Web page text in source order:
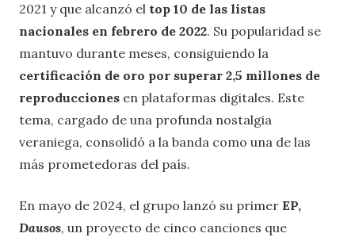
2021 y que alcanzó el top 10 de las listas
nacionales en febrero de 2022. Su popularidad se
mantuvo durante meses, consiguiendo la
certificación de oro por superar 2,5 millones de
reproducciones en plataformas digitales. Este
tema, cargado de una profunda nostalgia
veraniega, consolidó a la banda como una de las
más prometedoras del país.
En mayo de 2024, el grupo lanzó su primer EP,
Dausos, un proyecto de cinco canciones que